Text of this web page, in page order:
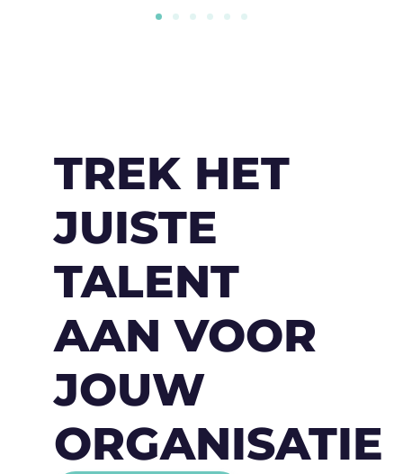
TREK HET
JUISTE
TALENT
AAN VOOR
JOUW
ORGANISATIE